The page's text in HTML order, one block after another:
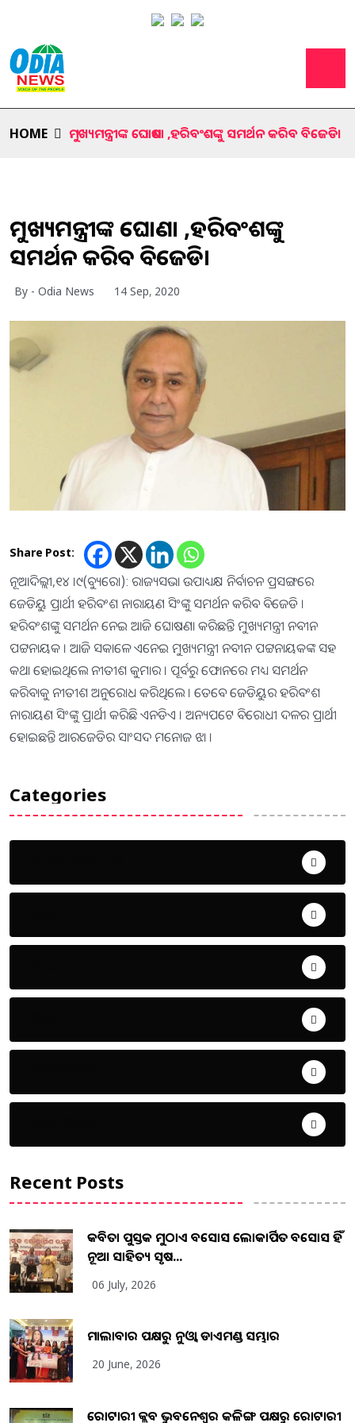
HOME ମୁଖ୍ୟମନ୍ତ୍ରୀଙ୍କ ଘୋଷଣା ,ହରିବଂଶଙ୍କୁ ସମର୍ଥନ କରିବ ବିଜେଡି।
ମୁଖ୍ୟମନ୍ତ୍ରୀଙ୍କ ଘୋଷଣା ,ହରିବଂଶଙ୍କୁ
ସମର୍ଥନ କରିବ ବିଜେଡି।
By - Odia News 14 Sep, 2020
Share Post:
ନୂଆଦିଲ୍ଲୀ,୧୪ ।୯(ବ୍ୟୁରୋ): ରାଜ୍ୟସଭା ଉପାଧ୍ୟକ୍ଷ ନିର୍ବାଚନ ପ୍ରସଙ୍ଗରେ
ଜେଡିୟୁ ପ୍ରାର୍ଥୀ ହରିବଂଶ ନାରାୟଣ ସିଂଙ୍କୁ ସମର୍ଥନ କରିବ ବିଜେଡି ।
ହରିବଂଶଙ୍କୁ ସମର୍ଥନ ନେଇ ଆଜି ଘୋଷଣା କରିଛନ୍ତି ମୁଖ୍ୟମନ୍ତ୍ରୀ ନବୀନ
ପଟ୍ଟନାୟକ । ଆଜି ସକାଳେ ଏନେଇ ମୁଖ୍ୟମନ୍ତ୍ରୀ ନବୀନ ପଟ୍ଟନାୟକଙ୍କ ସହ
କଥା ହୋଇଥିଲେ ନୀତୀଶ କୁମାର । ପୂର୍ବରୁ ଫୋନରେ ମଧ୍ୟ ସମର୍ଥନ
କରିବାକୁ ନୀତୀଶ ଅନୁରୋଧ କରିଥିଲେ । ତେବେ ଜେଡିୟୁର ହରିବଂଶ
ନାରାୟଣ ସିଂଙ୍କୁ ପ୍ରାର୍ଥୀ କରିଛି ଏନଡିଏ । ଅନ୍ୟପଟେ ବିରୋଧୀ ଦଳର ପ୍ରାର୍ଥୀ
ହୋଇଛନ୍ତି ଆରଜେଡିର ସାଂସଦ ମନୋଜ ଝା ।
Categories
Recent Posts
କବିତା ପୁସ୍ତକ ମୁଠାଏ ଅବସୋସ ଲୋକାର୍ପିତ ଅବସୋସ ହିଁ
ନୂଆ ସାହିତ୍ୟ ସୃଷ...
06 July, 2026
ମାଲାବାର ପକ୍ଷରୁ ନୁଓ୍ବା ଡାଏମଣ୍ଡ ସମ୍ଭାର
20 June, 2026
ରୋଟାରୀ କ୍ଲବ ଭୁବନେଶ୍ୱର କଳିଙ୍ଗ ପକ୍ଷରୁ ରୋଟାରୀ